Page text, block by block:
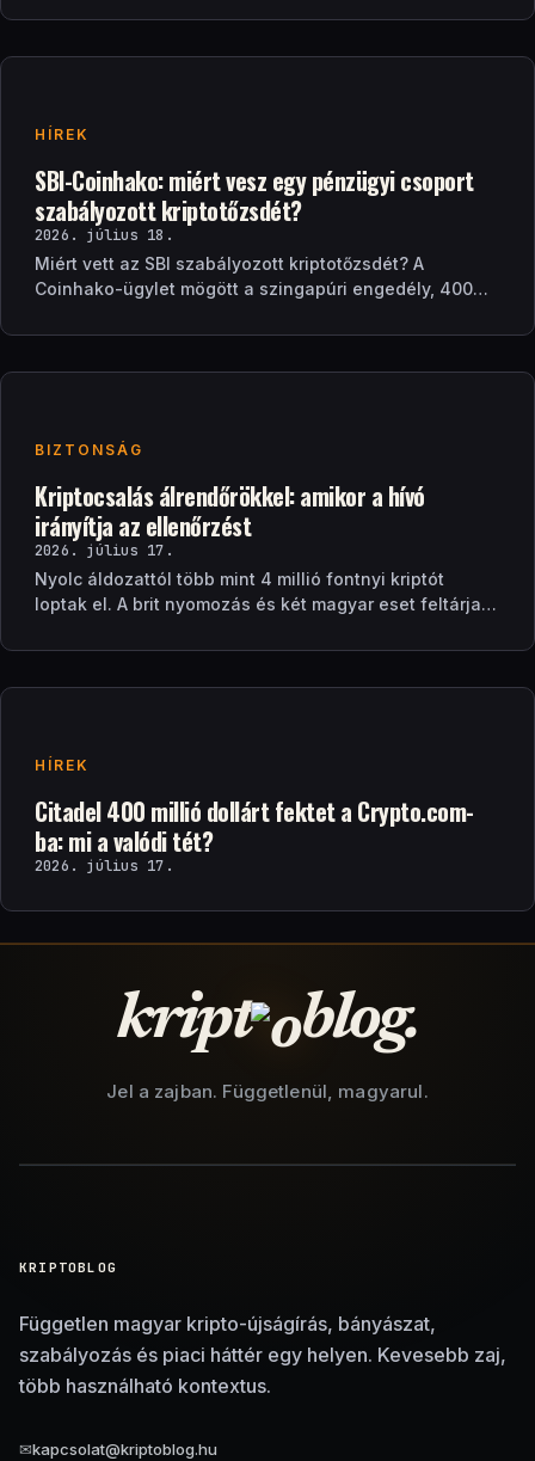
HÍREK
SBI-Coinhako: miért vesz egy pénzügyi csoport
szabályozott kriptotőzsdét?
2026. július 18.
Miért vett az SBI szabályozott kriptotőzsdét? A
Coinhako-ügylet mögött a szingapúri engedély, 400
BIZTONSÁG
Kriptocsalás álrendőrökkel: amikor a hívó
irányítja az ellenőrzést
2026. július 17.
Nyolc áldozattól több mint 4 millió fontnyi kriptót
loptak el. A brit nyomozás és két magyar eset feltárja a
HÍREK
Citadel 400 millió dollárt fektet a Crypto.com-
ba: mi a valódi tét?
2026. július 17.
kript blog.
Jel a zajban. Függetlenül, magyarul.
KRIPTOBLOG
Független magyar kripto-újságírás, bányászat,
szabályozás és piaci háttér egy helyen. Kevesebb zaj,
több használható kontextus.
✉kapcsolat@kriptoblog.hu